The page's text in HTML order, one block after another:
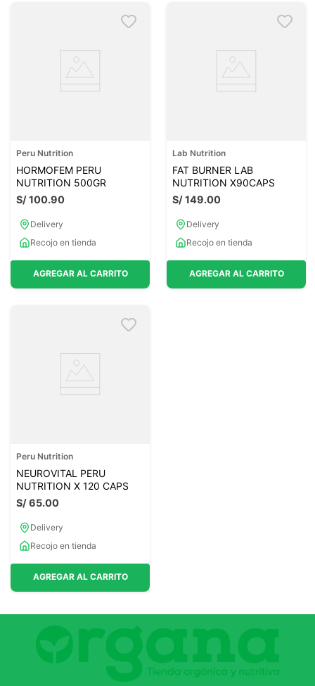
Peru Nutrition
HORMOFEM PERU
NUTRITION 500GR
S/100.90
Delivery
Recojo en tienda
AGREGAR AL CARRITO
Lab Nutrition
FAT BURNER LAB
NUTRITION X90CAPS
S/149.00
Delivery
Recojo en tienda
AGREGAR AL CARRITO
Peru Nutrition
NEUROVITAL PERU
NUTRITION X 120 CAPS
S/65.00
Delivery
Recojo en tienda
AGREGAR AL CARRITO